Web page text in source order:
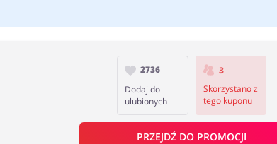
2736
Dodaj do
ulubionych
3
Skorzystano z
tego kuponu
PRZEJDŹ DO PROMOCJI